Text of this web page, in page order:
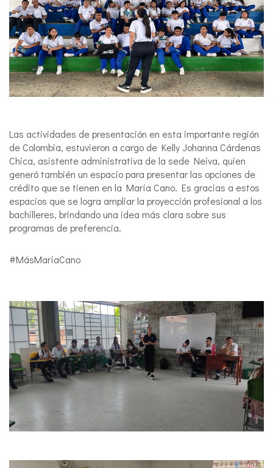
Las actividades de presentación en esta importante región
de Colombia, estuvieron a cargo de Kelly Johanna Cárdenas
Chica, asistente administrativa de la sede Neiva, quien
generó también un espacio para presentar las opciones de
crédito que se tienen en la María Cano. Es gracias a estos
espacios que se logra ampliar la proyección profesional a los
bachilleres, brindando una idea más clara sobre sus
programas de preferencia.
#MásMaríaCano